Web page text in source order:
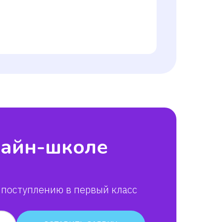
школе
в первый класс